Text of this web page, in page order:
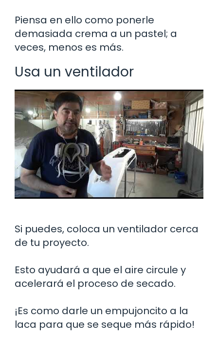
Piensa en ello como ponerle
demasiada crema a un pastel; a
veces, menos es más.
Usa un ventilador
Si puedes, coloca un ventilador cerca
de tu proyecto.
Esto ayudará a que el aire circule y
acelerará el proceso de secado.
¡Es como darle un empujoncito a la
laca para que se seque más rápido!